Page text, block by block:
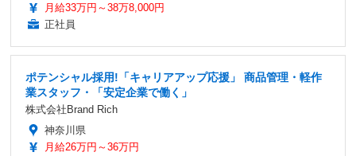
月給33万円～38万8,000円
正社員
ポテンシャル採用!「キャリアアップ応援」 商品管理・軽作
業スタッフ・「安定企業で働く」
株式会社Brand Rich
神奈川県
月給26万円～36万円